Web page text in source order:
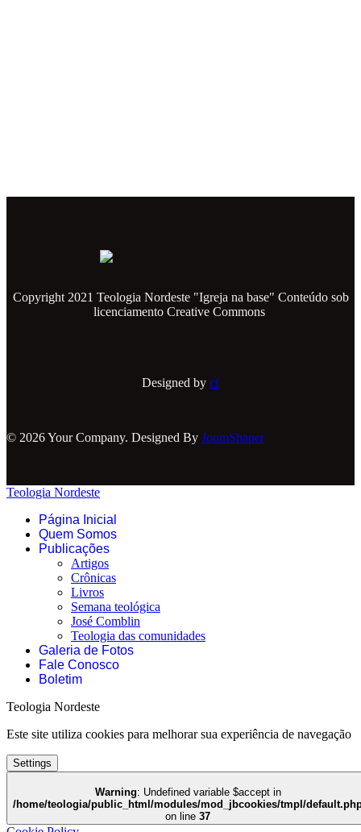
Copyright 2021 Teologia Nordeste "Igreja na base" Conteúdo sob
licenciamento Creative Commons
Designed by cf
© 2026 Your Company. Designed By JoomShaper
Teologia Nordeste
Página Inicial
Quem Somos
Publicações
Artigos
Crônicas
Livros
Semana teológica
José Comblin
Teologia das comunidades
Galeria de Fotos
Fale Conosco
Boletim
Teologia Nordeste
Este site utiliza cookies para melhorar sua experiência de navegação
Settings
Warning
: Undefined variable $accept in
/home/teologia/public_html/modules/mod_jbcookies/tmpl/
on line 37